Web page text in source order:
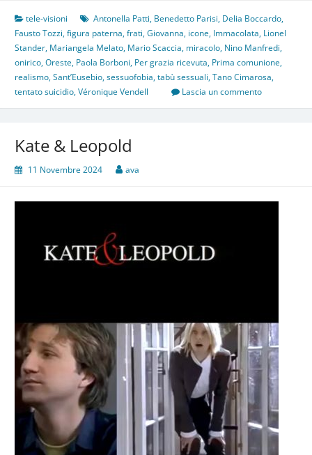
tele-visioni Antonella Patti, Benedetto Parisi, Delia Boccardo,
Fausto Tozzi,figura paterna,frati,Giovanna, icone, Immacolata, Lionel
Stander, Mariangela Melato, Mario Scaccia, miracolo, Nino Manfredi,
onirico,Oreste, Paola Borboni, Per grazia ricevuta, Prima comunione,
realismo,Sant’Eusebio,sessuofobia,tabù sessuali,Tano Cimarosa,
tentato suicidio,Véronique Vendell Lascia un commento
Kate & Leopold
11 Novembre 2024 ava